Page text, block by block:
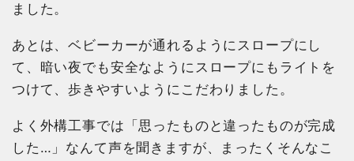
ました。
あとは、ベビーカーが通れるようにスロープにし
て、暗い夜でも安全なようにスロープにもライトを
つけて、歩きやすいようにこだわりました。
よく外構工事では「思ったものと違ったものが完成
した…」なんて声を聞きますが、まったくそんなこ